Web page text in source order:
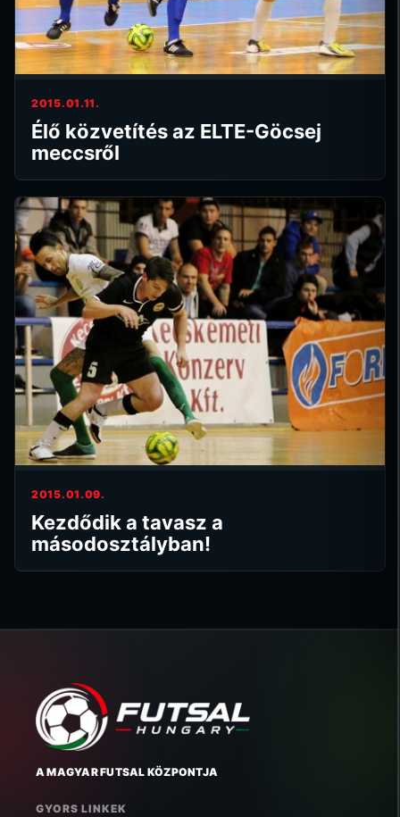
2015.01.11.
Élő közvetítés az ELTE-Göcsej
meccsről
2015.01.09.
Kezdődik a tavasz a
másodosztályban!
A MAGYAR FUTSAL KÖZPONTJA
GYORS LINKEK